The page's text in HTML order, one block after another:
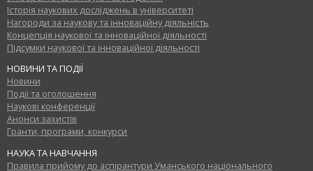
Історія наукових досліджень в університеті
Нагороди за наукову та інноваційну діяльність
Концепція наукової та інноваційної діяльності
Підсумки наукової та інноваційної діяльності
НОВИНИ ТА ПОДІЇ
Новини
Події та оголошення
Наукові конференції
Анонси захистів
Гранти, програми, конкурси
НАУКА ТА НАВЧАННЯ
Правила прийому до аспірантури Уманського національного